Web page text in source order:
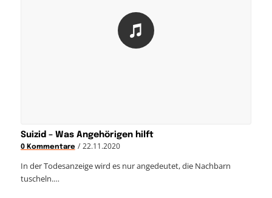
Suizid – Was Angehörigen hilft
0 Kommentare / 22.11.2020
In der Todesanzeige wird es nur angedeutet, die Nachbarn
tuscheln.…